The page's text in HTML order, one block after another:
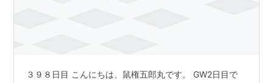
３９８日目 こんにちは、鼠権五郎丸です。 GW2日目で